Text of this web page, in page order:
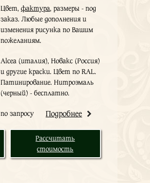
Цвет,фактура, размеры - под
заказ. Любые дополнения и
изменения рисунка по Вашим
пожеланиям.
Alcea (италия), Новакс (Россия)
и другие краски. Цвет по RAL.
Патинирование. Нитроэмаль
(черный) - бесплатно.
по запросу Подробнее
Рассчитать
стоимость